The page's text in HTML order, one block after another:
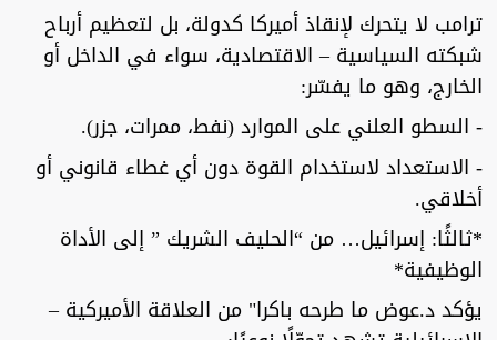
ترامب لا يتحرك لإنقاذ أميركا كدولة، بل لتعظيم أرباح
شبكته السياسية – الاقتصادية، سواء في الداخل أو
الخارج، وهو ما يفسّر:
- السطو العلني على الموارد (نفط، ممرات، جزر).
- الاستعداد لاستخدام القوة دون أي غطاء قانوني أو
أخلاقي.
*ثالثًا: إسرائيل… من “الحليف الشريك ” إلى الأداة
الوظيفية*
يؤكد د.عوض ما طرحه باكرا" من العلاقة الأميركية –